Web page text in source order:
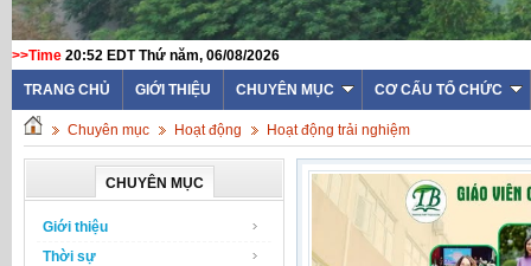
>>Time 20:52 EDT Thứ năm, 06/08/2026
TRANG CHỦ GIỚI THIỆU CHUYÊN MỤC CƠ CẤU TỔ CHỨC
Chuyên mục Hoạt động Hoạt động trải nghiệm
CHUYÊN MỤC
Giới thiệu
Thời sự